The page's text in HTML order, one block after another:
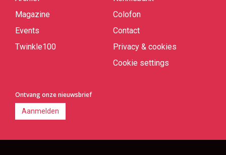
Magazine
Events
Twinkle100
Colofon
Contact
Privacy & cookies
Cookie settings
Ontvang onze nieuwsbrief
Aanmelden